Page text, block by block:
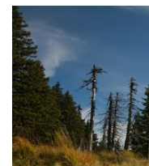
FOTOALBUM
Z CEST
NÁVŠTĚVNÍ KNIHA